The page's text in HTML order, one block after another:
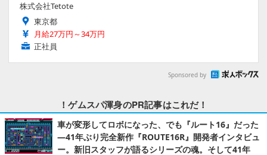
株式会社Tetote
東京都
月給27万円～34万円
正社員
Sponsored by
！ゲムスパ渾身のPR記事はこれだ！
車が変形してロボになった、でも『ルート16』だった
―41年ぶり完全新作『ROUTE16R』開発者インタビュ
ー。新旧スタッフが語るシリーズの魂。そして41年